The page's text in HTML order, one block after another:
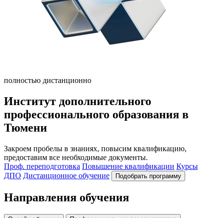
полностью дистанционно
Институт дополнительного
профессионального образования в
Тюмени
Закроем пробелы в знаниях, повысим квалификацию,
предоставим все необходимые документы.
Проф. переподготовка Повышение квалификации Курсы
ДПО Дистанционное обучение Подобрать программу
Направления обучения